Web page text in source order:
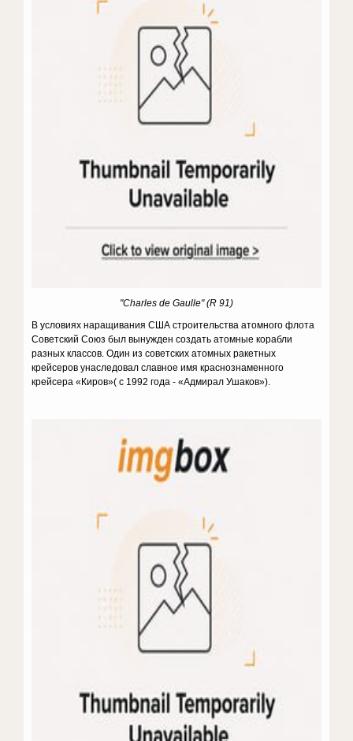
"Charles de Gaulle" (R 91)
В условиях наращивания США строительства атомного флота
Советский Союз был вынужден создать атомные корабли
разных классов. Один из советских атомных ракетных
крейсеров унаследовал славное имя краснознаменного
крейсера «Киров»( с 1992 года - «Адмирал Ушаков»).